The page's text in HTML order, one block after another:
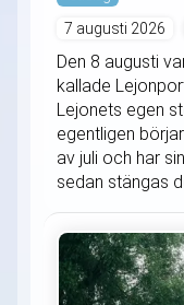
7 augusti 2026
Den 8 augusti
kallade
Lejonets egen
egentligen
av juli och har
sedan stängas